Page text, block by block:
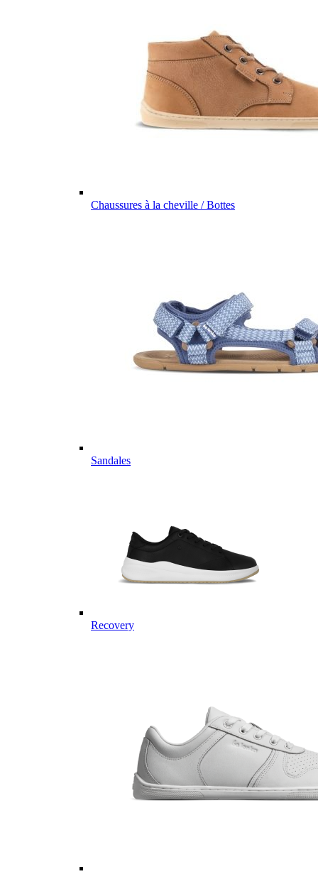
Chaussures à la cheville / Bottes
Sandales
Recovery